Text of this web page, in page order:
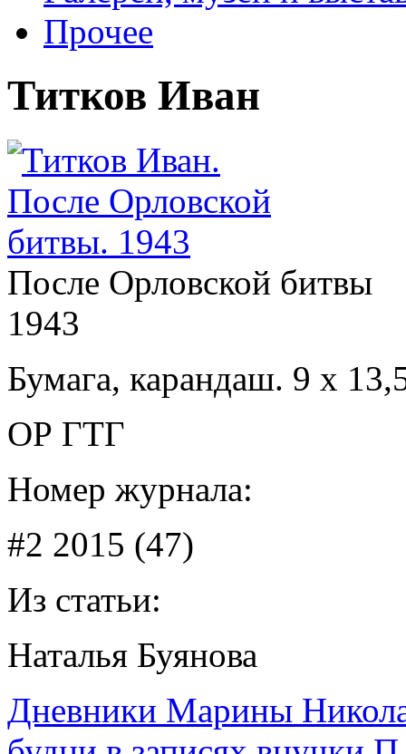
Прочее
Титков Иван
После Орловской битвы
1943
Бумага, карандаш. 9 x
ОР ГТГ
Номер журнала:
#2 2015 (47)
Из статьи:
Наталья Буянова
Дневники Марины